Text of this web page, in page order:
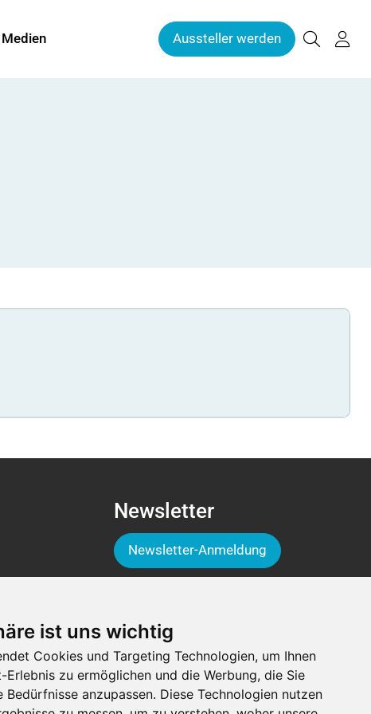
ist uns wichtig
Cookies und Targeting Technologien, um Ihnen
Erlebnis zu ermöglichen und die Werbung, die Sie
Bedürfnisse anzupassen. Diese Technologien nutzen
Medien Aussteller werden
Newsletter
Newsletter-Anmeldung
Folge der Luga